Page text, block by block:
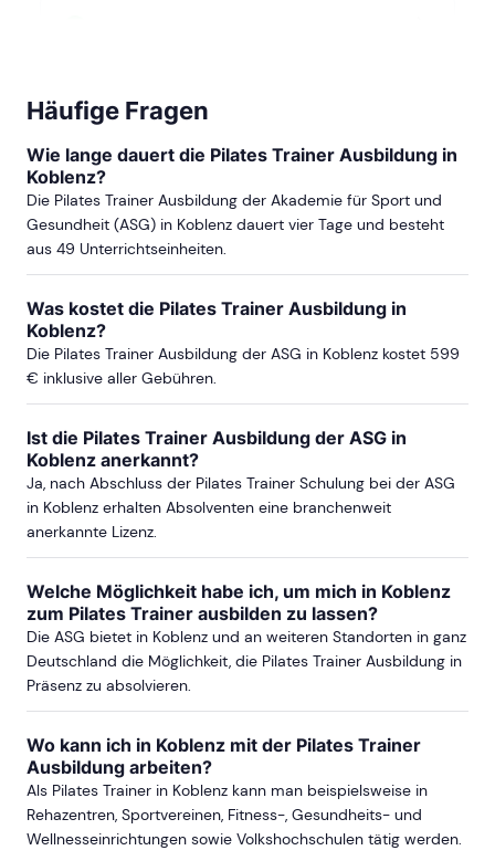
ab Sa, 10. Juli 2027
ab Sa, 25. September 2027
mehr Termine in Köln anzeigen
FRANKFURT
ab Sa, 19. September 2026
ab Sa, 24. Oktober 2026
ab Sa, 23. Januar 2027
ab Sa, 17. April 2027
ab Sa, 10. Juli 2027
DÜSSELDORF
ab Sa, 19. September 2026
Häufige Fragen
Wie lange dauert die Pilates Trainer Ausbildung in
Koblenz?
Die Pilates Trainer Ausbildung der Akademie für Sport und
Gesundheit (ASG) in Koblenz dauert vier Tage und besteht
aus 49 Unterrichtseinheiten.
Was kostet die Pilates Trainer Ausbildung in
Koblenz?
Die Pilates Trainer Ausbildung der ASG in Koblenz kostet 599
€ inklusive aller Gebühren.
Ist die Pilates Trainer Ausbildung der ASG in
Koblenz anerkannt?
Ja, nach Abschluss der Pilates Trainer Schulung bei der ASG
in Koblenz erhalten Absolventen eine branchenweit
anerkannte Lizenz.
Welche Möglichkeit habe ich, um mich in Koblenz
zum Pilates Trainer ausbilden zu lassen?
Die ASG bietet in Koblenz und an weiteren Standorten in ganz
Deutschland die Möglichkeit, die Pilates Trainer Ausbildung in
Präsenz zu absolvieren.
Wo kann ich in Koblenz mit der Pilates Trainer
Ausbildung arbeiten?
Als Pilates Trainer in Koblenz kann man beispielsweise in
Rehazentren, Sportvereinen, Fitness-, Gesundheits- und
Wellnesseinrichtungen sowie Volkshochschulen tätig werden.